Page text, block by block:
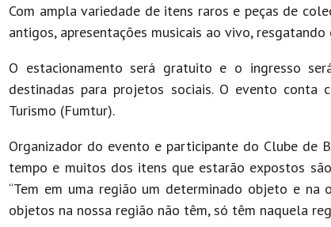
Com ampla variedade de itens raros e peças de
antigos, apresentações musicais ao vivo,
O estacionamento será gratuito e o ingresso
destinadas para projetos sociais. O evento conta
Turismo (Fumtur).
Organizador do evento e participante do Clube de
tempo e muitos dos itens que estarão expostos
“Tem em uma região um determinado objeto e
objetos na nossa região não têm, só têm naquela